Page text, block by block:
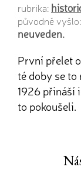
rubrika:
původně vyšlo:
neuveden.
První přelet
té doby se to
1926 přináší
to pokoušeli.